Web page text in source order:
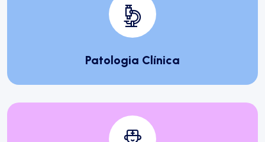
Patologia Clínica